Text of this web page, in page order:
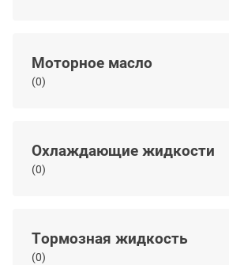
Моторное масло
(0)
Охлаждающие жидкости
(0)
Тормозная жидкость
(0)